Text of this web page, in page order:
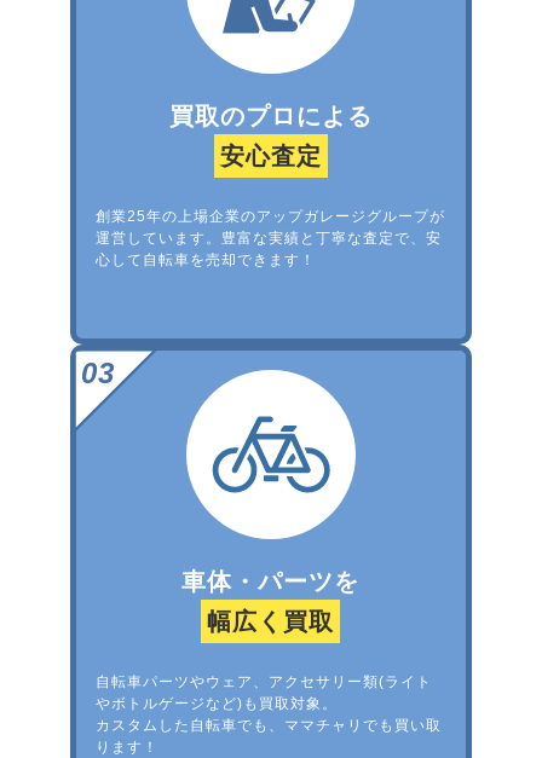
買取のプロによる
安心査定
創業25年の上場企業のアップガレージグループが
運営しています。豊富な実績と丁寧な査定で、安
心して自転車を売却できます！
車体・パーツを
幅広く買取
自転車パーツやウェア、アクセサリー類(ライト
やボトルゲージなど)も買取対象。
カスタムした自転車でも、ママチャリでも買い取
ります！